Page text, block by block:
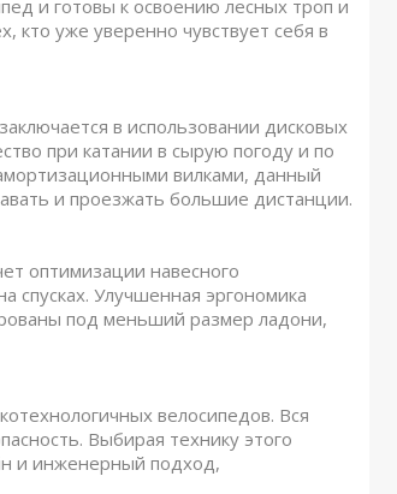
и готовы к освоению лесных троп и
кто уже уверенно чувствует себя в
в использовании дисковых
при катании в сырую погоду и по
вилками, данный
и проезжать большие дистанции.
оптимизации навесного
спусках. Улучшенная эргономика
под меньший размер ладони,
велосипедов. Вся
Выбирая технику этого
и инженерный подход,